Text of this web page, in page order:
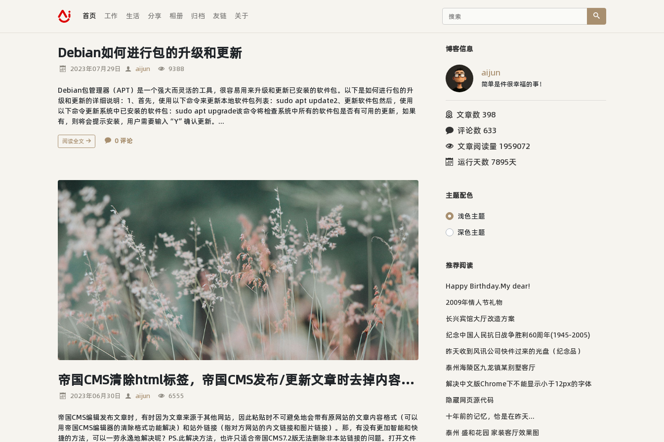
首页 工作 生活 分享 相册 归档 友链 关于
Debian如何进行包的升级和更新
2023年07月29日 aijun 9388
Debian包管理器（APT）是一个强大而灵活的工具，很容易用来升级和更新已安装的软件包。以下是如何进行包的升
级和更新的详细说明：1、首先，使用以下命令来更新本地软件包列表：sudo apt update2、更新软件包然后，使用
以下命令更新系统中已安装的软件包：sudo apt upgrade该命令将检查系统中所有的软件包是否有可用的更新，如果
有，则将会提示安装，用户需要输入“Y”确认更新。...
阅读全文 0 评论
帝国CMS清除html标签，帝国CMS发布/更新文章时去掉内容所带站外链接的功能代码...
2023年06月30日 aijun 6555
帝国CMS编辑发布文章时，有时因为文章来源于其他网站，因此粘贴时不可避免地会带有原网站的文章内容格式（可以
用帝国CMS编辑器的清除格式功能解决）和站外链接（指对方网站的内文链接和图片链接）。那，有没有更加智能和快
捷的方法，可以一劳永逸地解决呢？PS.此解决方法，也许只适合帝国CMS7.2版无法删除非本站链接的问题。打开文件
博客信息
aijun
简单是件很幸福的事！
文章数 398
评论数 633
文章阅读量 1959072
运行天数 7895天
主题配色
浅色主题
深色主题
推荐阅读
Happy Birthday.My dear!
2009年情人节礼物
长兴宾馆大厅改造方案
纪念中国人民抗日战争胜利60周年(1945-2005)
昨天收到风讯公司快件过来的光盘（纪念品）
泰州海陵区九龙镇某别墅客厅
解决中文版Chrome下不能显示小于12px的字体
隐藏网页源代码
十年前的记忆，恰是在昨天...
泰州 盛和花园 家装客厅效果图